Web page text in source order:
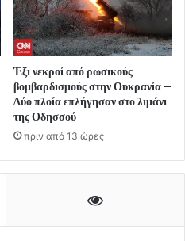
Έξι νεκροί από ρωσικούς
βομβαρδισμούς στην Ουκρανία –
Δύο πλοία επλήγησαν στο λιμάνι
της Οδησσού
πριν από 13 ώρες